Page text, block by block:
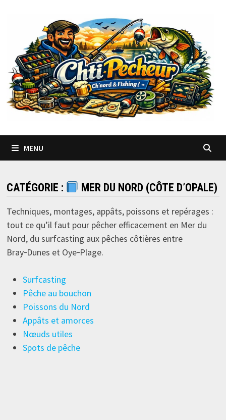
MENU
CATÉGORIE : MER DU NORD (CÔTE D’OPALE)
Techniques, montages, appâts, poissons et repérages :
tout ce qu’il faut pour pêcher efficacement en Mer du
Nord, du surfcasting aux pêches côtières entre
Bray‑Dunes et Oye‑Plage.
Surfcasting
Pêche au bouchon
Poissons du Nord
Appâts et amorces
Nœuds utiles
Spots de pêche